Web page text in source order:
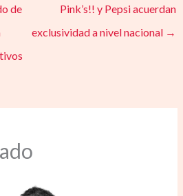
de
Pink’s!! y Pepsi acuerdan
exclusividad a nivel nacional →